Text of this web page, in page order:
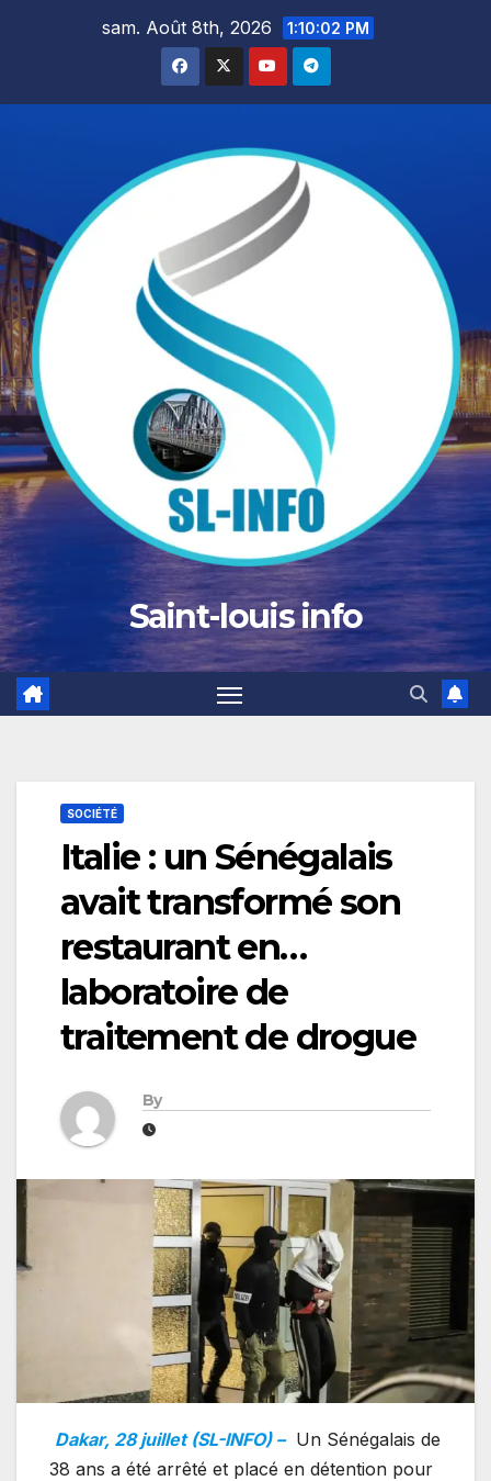
sam. Août 8th, 2026 1:10:04 PM
Saint-louis info
SOCIÉTÉ
Italie : un Sénégalais
avait transformé son
restaurant en…
laboratoire de
traitement de drogue
By
Dakar, 28 juillet (SL-INFO) – Un Sénégalais de
38 ans a été arrêté et placé en détention pour